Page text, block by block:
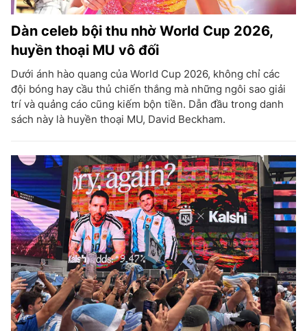
Dàn celeb bội thu nhờ World Cup 2026,
huyền thoại MU vô đối
Dưới ánh hào quang của World Cup 2026, không chỉ các
đội bóng hay cầu thủ chiến thắng mà những ngôi sao giải
trí và quảng cáo cũng kiếm bộn tiền. Dẫn đầu trong danh
sách này là huyền thoại MU, David Beckham.